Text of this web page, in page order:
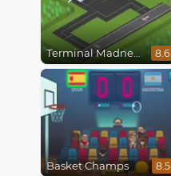
Terminal Madness 8.6
Basket Champs 8.5